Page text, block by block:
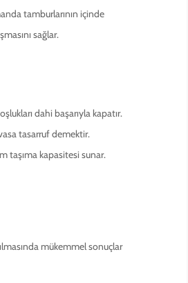
tamburlarının içinde
sağlar.
dahi başarıyla kapatır.
tasarruf demektir.
taşıma kapasitesi sunar.
mükemmel sonuçlar